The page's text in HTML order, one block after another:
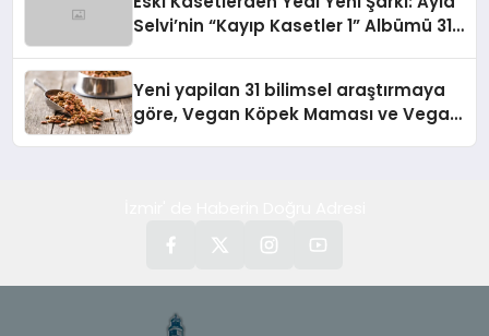
Selvi’nin “Kayıp Kasetler 1” Albümü 31
Yeni yapilan 31 bilimsel araştırmaya
göre, Vegan Köpek Maması ve Vegan